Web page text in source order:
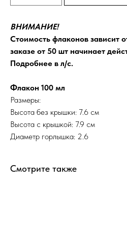
ВНИМАНИЕ!
Стоимость флаконов зависит
заказе от 50 шт начинает
Подробнее в л/с.
Флакон 100 мл
Размеры:
Высота без крышки: 7.6 см
Высота с крышкой: 7.9 см
Диаметр горлышка: 2.6
Смотрите также